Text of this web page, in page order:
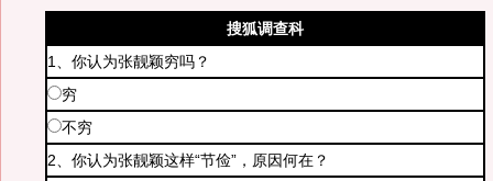
搜狐调查科
1、你认为张靓颖穷吗？
穷
不穷
2、你认为张靓颖这样“节俭”，原因何在？